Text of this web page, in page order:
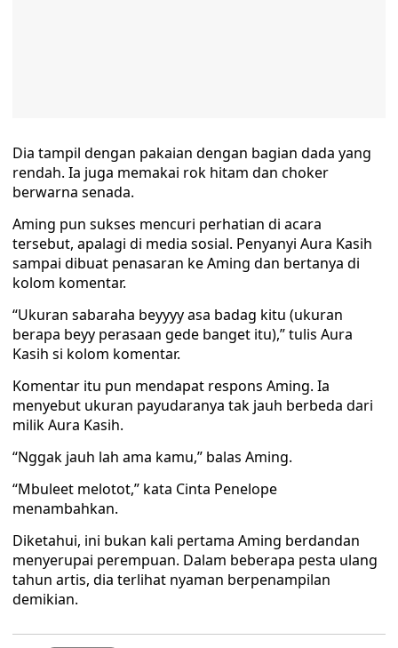
Dia tampil dengan pakaian dengan bagian dada yang
rendah. Ia juga memakai rok hitam dan choker
berwarna senada.
Aming pun sukses mencuri perhatian di acara
tersebut, apalagi di media sosial. Penyanyi Aura Kasih
sampai dibuat penasaran ke Aming dan bertanya di
kolom komentar.
“Ukuran sabaraha beyyyy asa badag kitu (ukuran
berapa beyy perasaan gede banget itu),” tulis Aura
Kasih si kolom komentar.
Komentar itu pun mendapat respons Aming. Ia
menyebut ukuran payudaranya tak jauh berbeda dari
milik Aura Kasih.
“Nggak jauh lah ama kamu,” balas Aming.
“Mbuleet melotot,” kata Cinta Penelope
menambahkan.
Diketahui, ini bukan kali pertama Aming berdandan
menyerupai perempuan. Dalam beberapa pesta ulang
tahun artis, dia terlihat nyaman berpenampilan
demikian.